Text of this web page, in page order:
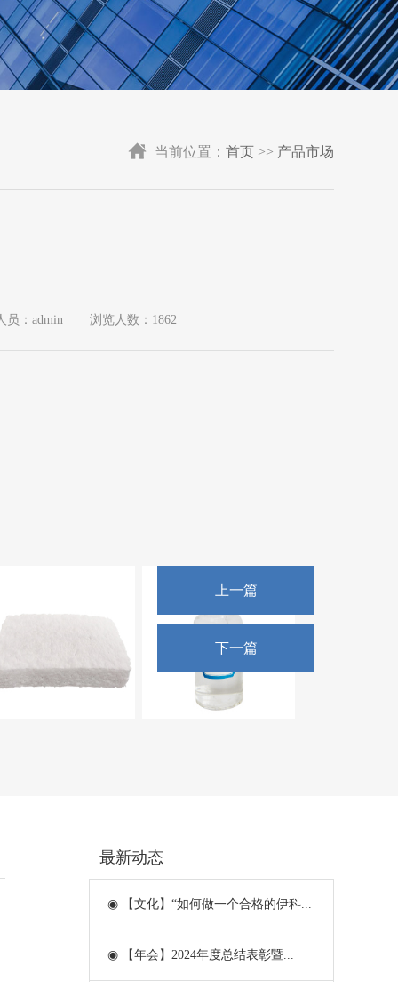
当前位置： 首页 >> 产品市场
员：admin 浏览人数： 1862
上一篇
下一篇
最新动态
◉ 【文化】“如何做一个合格的伊科...
◉ 【年会】2024年度总结表彰暨...